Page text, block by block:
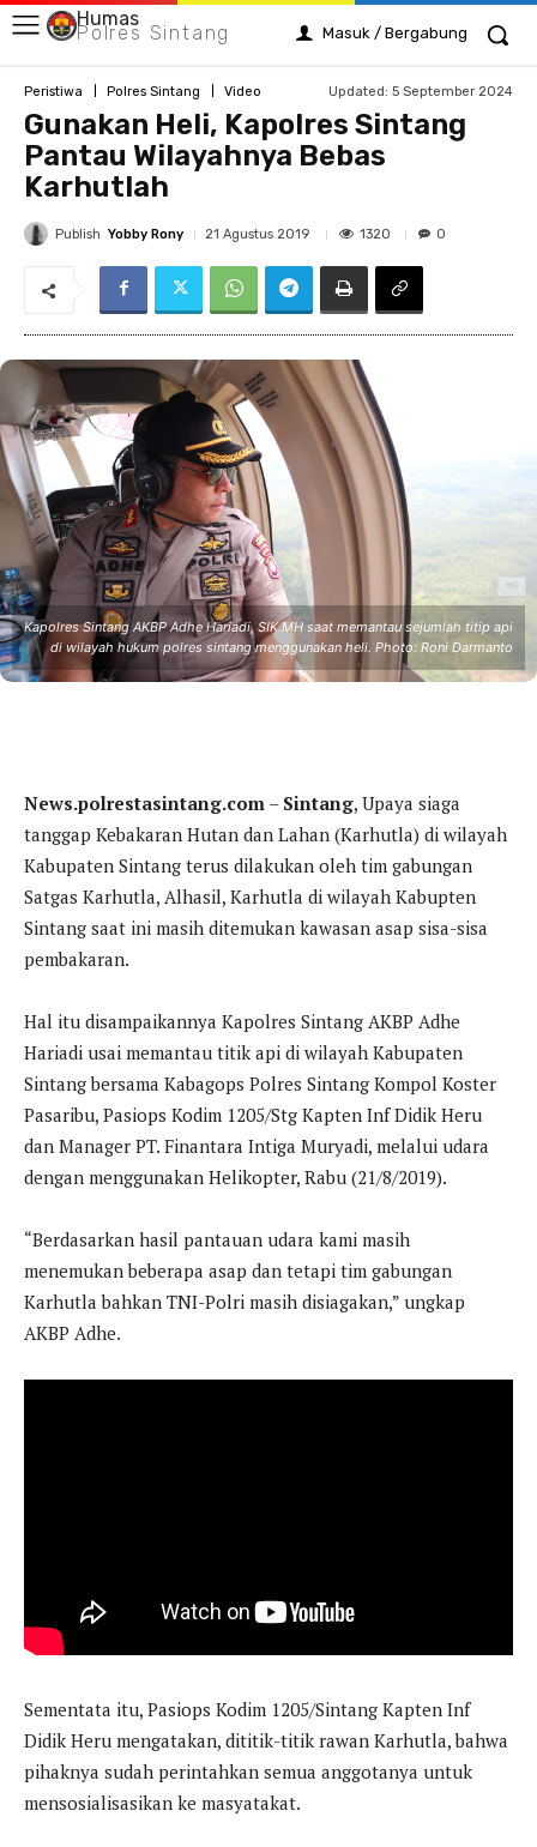
Humas
Polres Sintang Masuk / Bergabung
Peristiwa Polres Sintang Video Updated: 5 September 2024
Gunakan Heli, Kapolres Sintang
Pantau Wilayahnya Bebas
Karhutlah
Publish Yobby Rony 21 Agustus 2019 1320 0
Kapolres Sintang AKBP Adhe Hariadi, SIK.MH saat memantau sejumlah titip api
di wilayah hukum polres sintang menggunakan heli. Photo: Roni Darmanto
News.polrestasintang.com – Sintang, Upaya siaga
tanggap Kebakaran Hutan dan Lahan (Karhutla) di wilayah
Kabupaten Sintang terus dilakukan oleh tim gabungan
Satgas Karhutla, Alhasil, Karhutla di wilayah Kabupten
Sintang saat ini masih ditemukan kawasan asap sisa-sisa
pembakaran.
Hal itu disampaikannya Kapolres Sintang AKBP Adhe
Hariadi usai memantau titik api di wilayah Kabupaten
Sintang bersama Kabagops Polres Sintang Kompol Koster
Pasaribu, Pasiops Kodim 1205/Stg Kapten Inf Didik Heru
dan Manager PT. Finantara Intiga Muryadi, melalui udara
dengan menggunakan Helikopter, Rabu (21/8/2019).
“Berdasarkan hasil pantauan udara kami masih
menemukan beberapa asap dan tetapi tim gabungan
Karhutla bahkan TNI-Polri masih disiagakan,” ungkap
AKBP Adhe.
Sementata itu, Pasiops Kodim 1205/Sintang Kapten Inf
Didik Heru mengatakan, dititik-titik rawan Karhutla, bahwa
pihaknya sudah perintahkan semua anggotanya untuk
mensosialisasikan ke masyatakat.